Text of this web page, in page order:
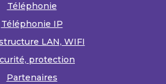
Téléphonie
Téléphonie IP
LAN, WIFI
protection
Partenaires